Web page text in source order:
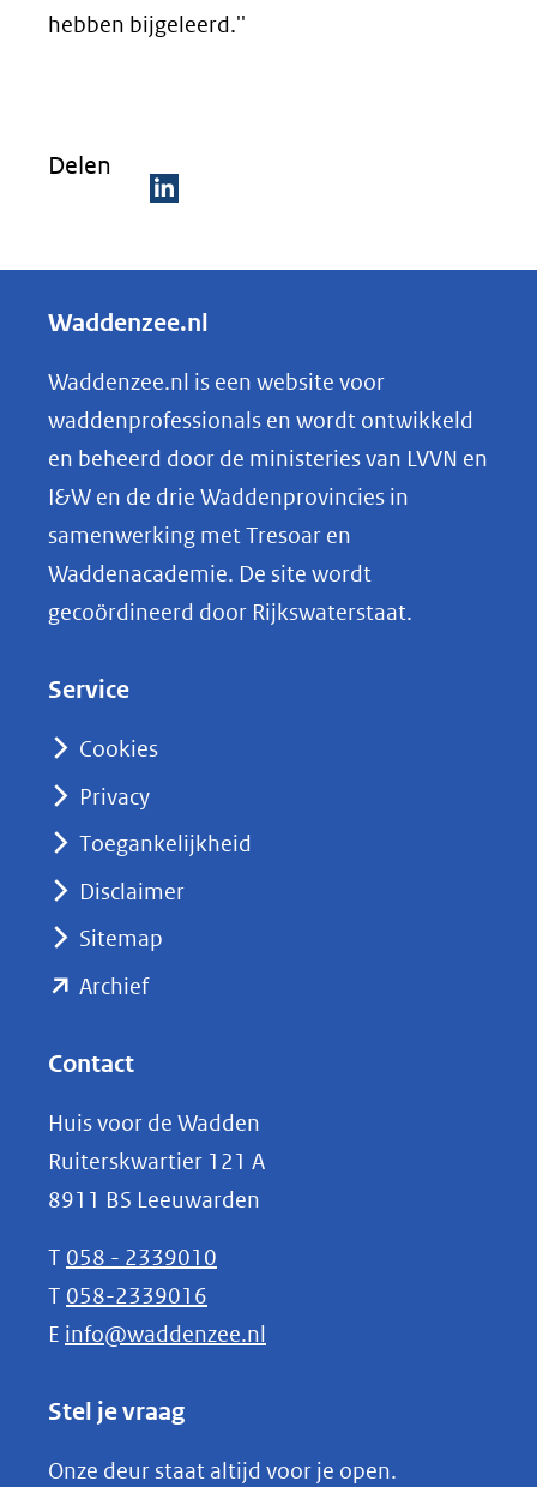
hebben bijgeleerd.''
Delen
e
e
n
o
p
k
e
nieuw
naar
Waddenzee.nl
Waddenzee.nl is een website voor
waddenprofessionals en wordt ontwikkeld
en beheerd door de ministeries van LVVN en
I&W en de drie Waddenprovincies in
samenwerking met Tresoar en
Waddenacademie. De site wordt
gecoördineerd door Rijkswaterstaat.
Service
Cookies
Privacy
Toegankelijkheid
Disclaimer
Sitemap
Archief(opent
(verwijst
naar
een
andere
website)
Contact
Huis voor de Wadden
Ruiterskwartier 121 A
8911 BS Leeuwarden
T 058 - 2339010
T 058-2339016
E info@waddenzee.nl
Stel je vraag
Onze deur staat altijd voor je open.